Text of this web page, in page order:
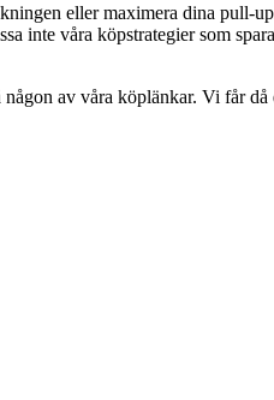
eller maximera dina pull-
inte våra köpstrategier som
av våra köplänkar. Vi får